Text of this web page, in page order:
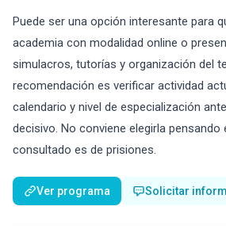
Puede ser una opción interesante para
academia con modalidad online o
simulacros, tutorías y organización del
recomendación es verificar actividad
calendario y nivel de especialización
decisivo. No conviene elegirla pensando
consultado es de prisiones.
Ver programa Solicitar